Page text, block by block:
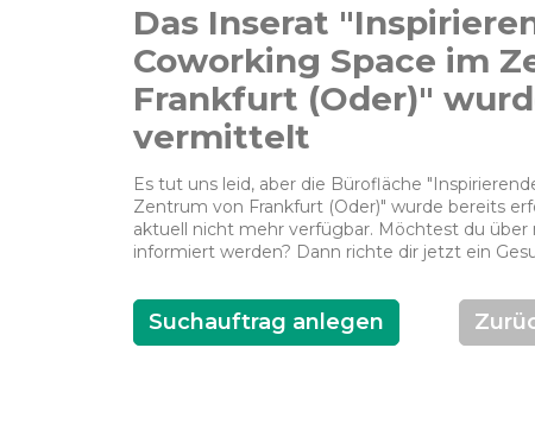
Das Inserat
Coworking Space im
Frankfurt (Oder)"
vermittelt
Es tut uns leid, aber die Bürofläche
Zentrum von Frankfurt (Oder)" wurde bereits
aktuell nicht mehr verfügbar. Möchtest du über
informiert werden? Dann richte dir jetzt ein
Suchauftrag anlegen